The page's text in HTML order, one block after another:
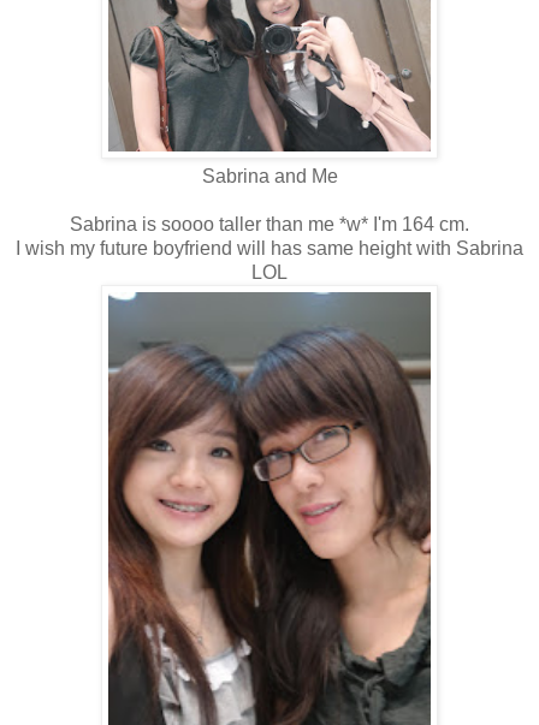
Sabrina and Me
Sabrina is soooo taller than me *w* I'm 164 cm.
I wish my future boyfriend will has same height with Sabrina
LOL